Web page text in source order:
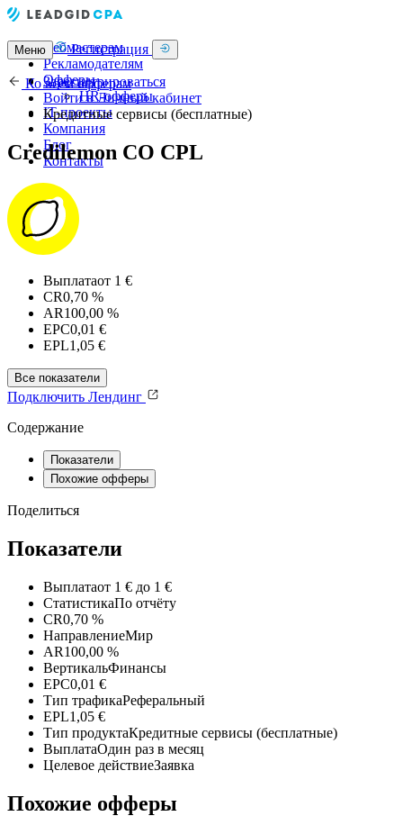
Вебмастерам
Рекламодателям
Офферы
HR-офферы
IT-проекты
Компания
Блог
Контакты
Меню Регистрация
Зарегистрироваться
Войти в Личный кабинет
Ко всем офферам
Кредитные сервисы (бесплатные)
Credilemon CO CPL
Выплатаот 1 €
CR0,70 %
AR100,00 %
EPC0,01 €
EPL1,05 €
Все показатели
Подключить Лендинг
Содержание
Показатели
Похожие офферы
Поделиться
Показатели
Выплатаот 1 € до 1 €
СтатистикаПо отчёту
CR0,70 %
НаправлениеМир
AR100,00 %
ВертикальФинансы
EPC0,01 €
Тип трафикаРеферальный
EPL1,05 €
Тип продуктаКредитные сервисы (бесплатные)
ВыплатаОдин раз в месяц
Целевое действиеЗаявка
Похожие офферы